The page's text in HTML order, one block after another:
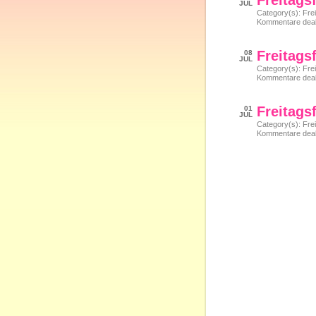
JUL
Category(s):
Kommentare
08
JUL
Category(s):
Kommentare
01
JUL
Category(s):
Kommentare